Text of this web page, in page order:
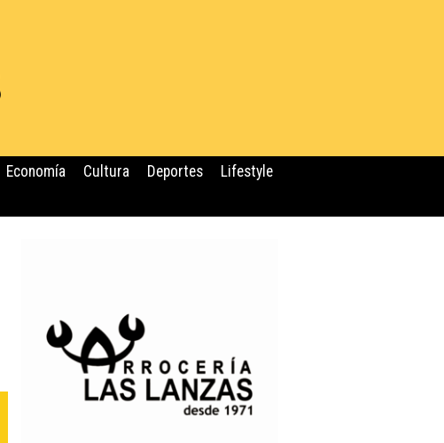
Economía Cultura Deportes
Lifestyle